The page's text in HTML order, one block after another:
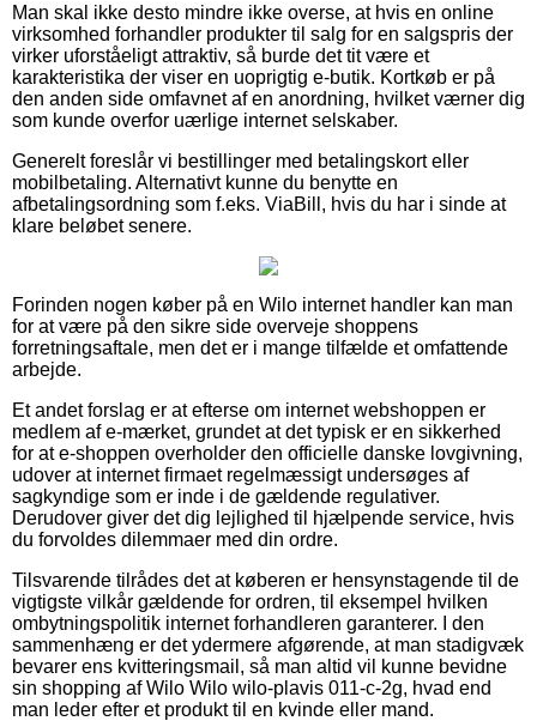
Man skal ikke desto mindre ikke overse, at hvis en online
virksomhed forhandler produkter til salg for en salgspris der
virker uforståeligt attraktiv, så burde det tit være et
karakteristika der viser en uoprigtig e-butik. Kortkøb er på
den anden side omfavnet af en anordning, hvilket værner dig
som kunde overfor uærlige internet selskaber.
Generelt foreslår vi bestillinger med betalingskort eller
mobilbetaling. Alternativt kunne du benytte en
afbetalingsordning som f.eks. ViaBill, hvis du har i sinde at
klare beløbet senere.
Forinden nogen køber på en Wilo internet handler kan man
for at være på den sikre side overveje shoppens
forretningsaftale, men det er i mange tilfælde et omfattende
arbejde.
Et andet forslag er at efterse om internet webshoppen er
medlem af e-mærket, grundet at det typisk er en sikkerhed
for at e-shoppen overholder den officielle danske lovgivning,
udover at internet firmaet regelmæssigt undersøges af
sagkyndige som er inde i de gældende regulativer.
Derudover giver det dig lejlighed til hjælpende service, hvis
du forvoldes dilemmaer med din ordre.
Tilsvarende tilrådes det at køberen er hensynstagende til de
vigtigste vilkår gældende for ordren, til eksempel hvilken
ombytningspolitik internet forhandleren garanterer. I den
sammenhæng er det ydermere afgørende, at man stadigvæk
bevarer ens kvitteringsmail, så man altid vil kunne bevidne
sin shopping af Wilo Wilo wilo-plavis 011-c-2g, hvad end
man leder efter et produkt til en kvinde eller mand.